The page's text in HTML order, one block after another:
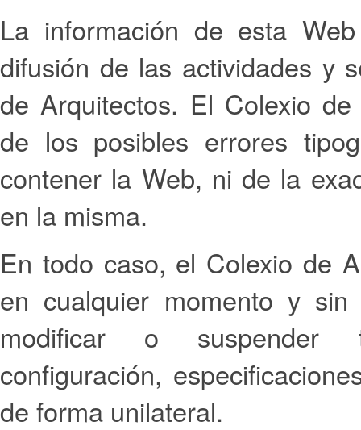
La información de esta
difusión de las actividades y
de Arquitectos. El Colexio
de los posibles errores
contener la Web, ni de la
en la misma.
En todo caso, el Colexio de
en cualquier momento y
modificar o suspender
configuración,
de forma unilateral.